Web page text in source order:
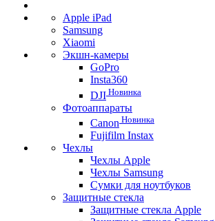
Apple iPad
Samsung
Xiaomi
Экшн-камеры
GoPro
Insta360
DJI Новинка
Фотоаппараты
Canon Новинка
Fujifilm Instax
Чехлы
Чехлы Apple
Чехлы Samsung
Сумки для ноутбуков
Защитные стекла
Защитные стекла Apple